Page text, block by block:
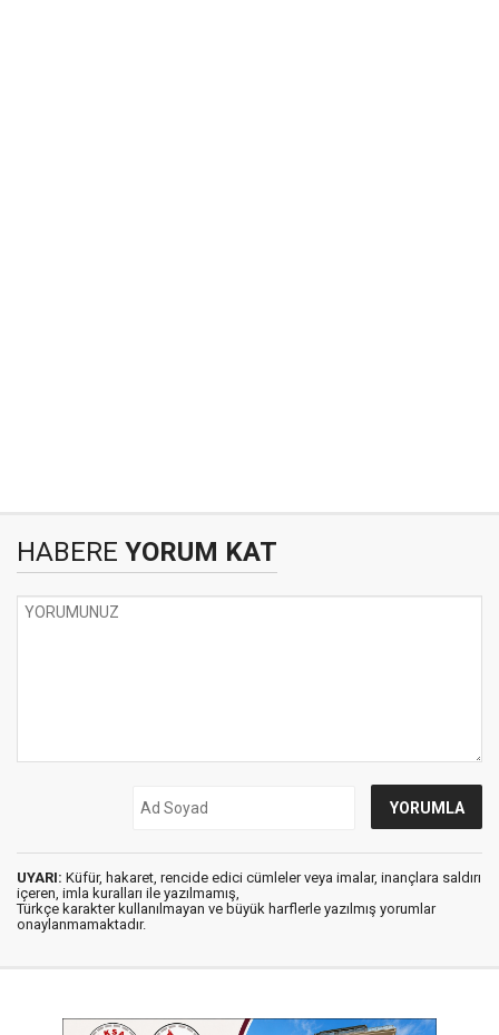
HABERE YORUM KAT
UYARI: Küfür, hakaret, rencide edici cümleler veya imalar, inançlara saldırı
içeren, imla kuralları ile yazılmamış,
Türkçe karakter kullanılmayan ve büyük harflerle yazılmış yorumlar
onaylanmamaktadır.